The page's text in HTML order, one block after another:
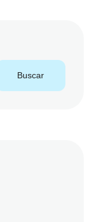
Buscar